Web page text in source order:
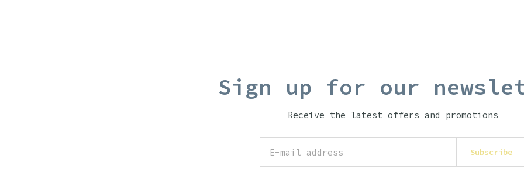
Sign up for our
Receive the latest offers and promotions
Subscribe